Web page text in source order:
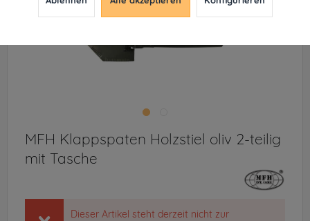
MFH Klappspaten Holzstiel oliv 2-teilig
mit Tasche
Dieser Artikel steht derzeit nicht zur